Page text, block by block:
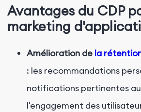
Avantages du CDP
marketing
Amélioration de la
: les recommandations
notifications pertinentes
l'engagement des